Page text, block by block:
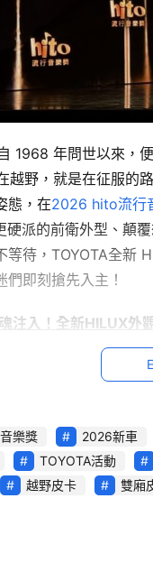
1968 年問世以來，
越野，就是在征服的
態，在2026 hito流行
硬派的前衛外型、顛
等待，TOYOTA全新
即刻搶先入主！
注入！全新HILUX外
樂獎 2026新車
TOYOTA活動
越野皮卡 雙廂